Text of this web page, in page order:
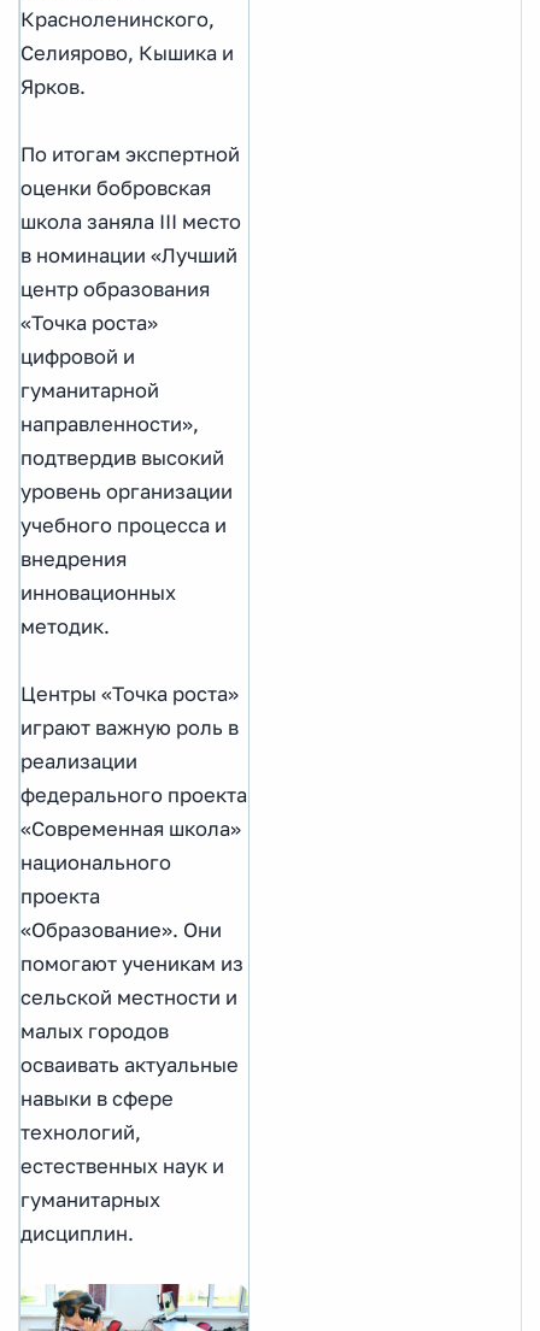
Красноленинского,
Селиярово, Кышика и
Ярков.
По итогам экспертной
оценки бобровская
школа заняла III место
в номинации «Лучший
центр образования
«Точка роста»
цифровой и
гуманитарной
направленности»,
подтвердив высокий
уровень организации
учебного процесса и
внедрения
инновационных
методик.
Центры «Точка роста»
играют важную роль в
реализации
федерального проекта
«Современная школа»
национального
проекта
«Образование». Они
помогают ученикам из
сельской местности и
малых городов
осваивать актуальные
навыки в сфере
технологий,
естественных наук и
гуманитарных
дисциплин.